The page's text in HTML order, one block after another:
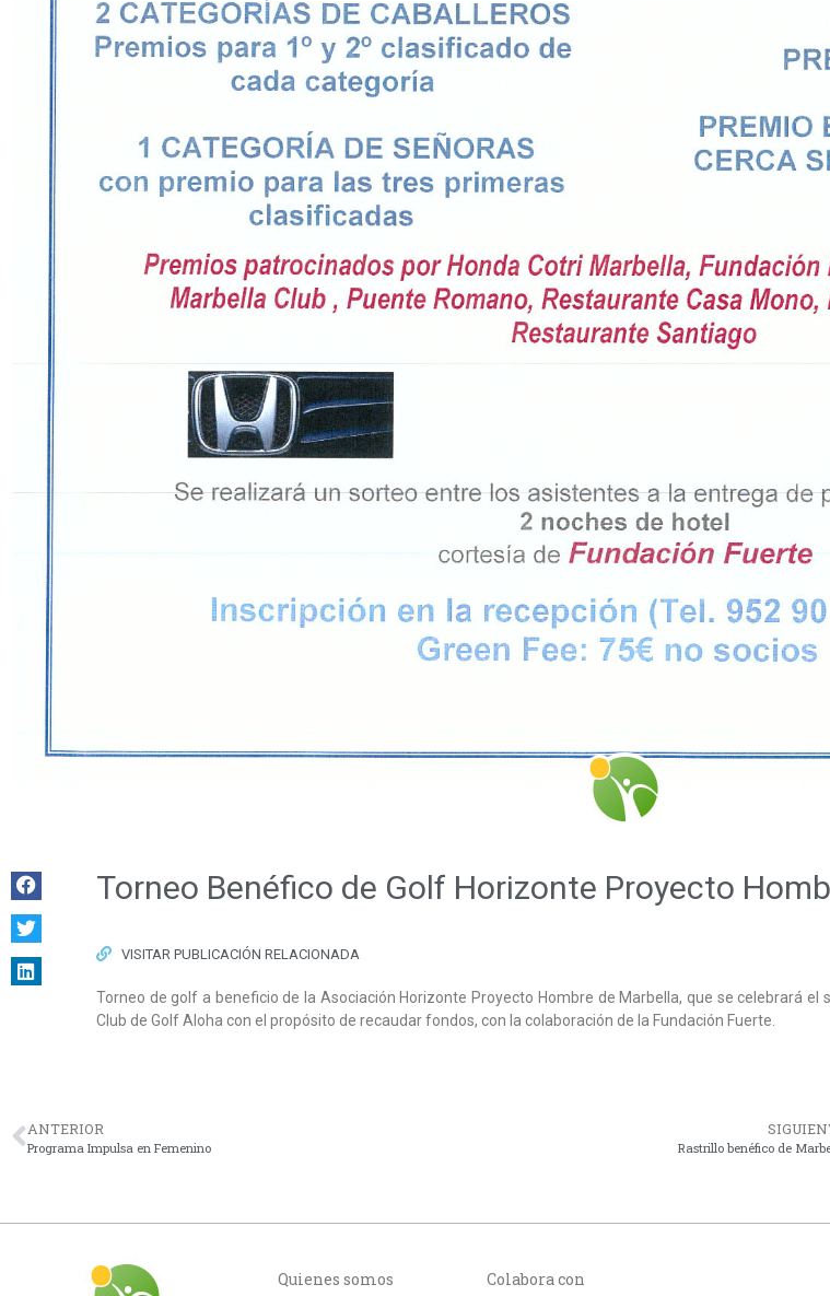
Torneo Benéfico de Golf Horizonte Proyecto
VISITAR PUBLICACIÓN RELACIONADA
Torneo de golf a beneficio de la Asociación Horizonte Proyecto Hombre de Marbella, que se celebrará el
Club de Golf Aloha con el propósito de recaudar fondos, con la colaboración de la Fundación Fuerte.
ANTERIOR
Programa Impulsa en Femenino Rastrillo benéfico de
Quienes somos
Colabora con